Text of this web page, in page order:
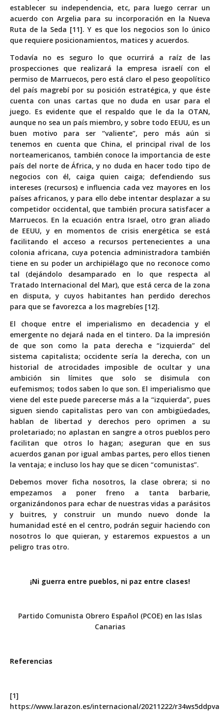
establecer su independencia, etc, para luego cerrar un
acuerdo con Argelia para su incorporación en la Nueva
Ruta de la Seda [11]. Y es que los negocios son lo único
que requiere posicionamientos, matices y acuerdos.
Todavía no es seguro lo que ocurrirá a raíz de las
prospecciones que realizará la empresa israelí con el
permiso de Marruecos, pero está claro el peso geopolítico
del país magrebí por su posición estratégica, y que éste
cuenta con unas cartas que no duda en usar para el
juego. Es evidente que el respaldo que le da la OTAN,
aunque no sea un país miembro, y sobre todo EEUU, es un
buen motivo para ser “valiente”, pero más aún si
tenemos en cuenta que China, el principal rival de los
norteamericanos, también conoce la importancia de este
país del norte de África, y no duda en hacer todo tipo de
negocios con él, caiga quien caiga; defendiendo sus
intereses (recursos) e influencia cada vez mayores en los
países africanos, y para ello debe intentar desplazar a su
competidor occidental, que también procura satisfacer a
Marruecos. En la ecuación entra Israel, otro gran aliado
de EEUU, y en momentos de crisis energética se está
facilitando el acceso a recursos pertenecientes a una
colonia africana, cuya potencia administradora también
tiene en su poder un archipiélago que no reconoce como
tal (dejándolo desamparado en lo que respecta al
Tratado Internacional del Mar), que está cerca de la zona
en disputa, y cuyos habitantes han perdido derechos
para que se favorezca a los magrebíes [12].
El choque entre el imperialismo en decadencia y el
emergente no dejará nada en el tintero. Da la impresión
de que son como la pata derecha e “izquierda” del
sistema capitalista; occidente sería la derecha, con un
historial de atrocidades imposible de ocultar y una
ambición sin límites que solo se disimula con
eufemismos; todos saben lo que son. El imperialismo que
viene del este puede parecerse más a la “izquierda”, pues
siguen siendo capitalistas pero van con ambigüedades,
hablan de libertad y derechos pero oprimen a su
proletariado; no aplastan en sangre a otros pueblos pero
facilitan que otros lo hagan; aseguran que en sus
acuerdos ganan por igual ambas partes, pero ellos tienen
la ventaja; e incluso los hay que se dicen “comunistas”.
Debemos mover ficha nosotros, la clase obrera; si no
empezamos a poner freno a tanta barbarie,
organizándonos para echar de nuestras vidas a parásitos
y buitres, y construir un mundo nuevo donde la
humanidad esté en el centro, podrán seguir haciendo con
nosotros lo que quieran, y estaremos expuestos a un
peligro tras otro.
¡Ni guerra entre pueblos, ni paz entre clases!
Partido Comunista Obrero Español (PCOE) en las Islas
Canarias
Referencias
[1]
https://www.larazon.es/internacional/20211222/